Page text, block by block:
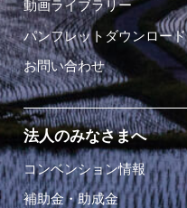
動画ライブラリー
パンフレットダウンロード
お問い合わせ
法人のみなさまへ
コンベンション情報
補助金・助成金